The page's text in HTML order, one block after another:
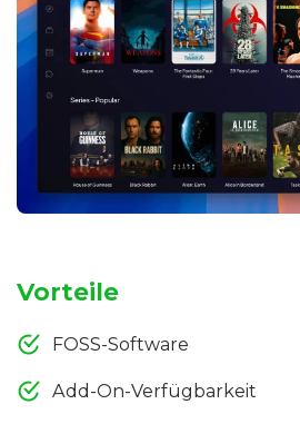
Vorteile
FOSS-Software
Add-On-Verfügbarkeit